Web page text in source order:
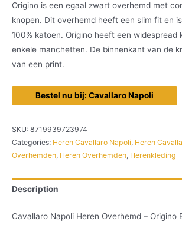
Origino is een egaal zwart overhemd met
knopen. Dit overhemd heeft een slim fit en
100% katoen. Origino heeft een widespread
enkele manchetten. De binnenkant van de
van een print.
Bestel nu bij: Cavallaro Napoli
SKU: 8719939723974
Categories: Heren Cavallaro Napoli, Heren
Overhemden, Heren Overhemden, Herenkleding
Description
Cavallaro Napoli Heren Overhemd – Origino